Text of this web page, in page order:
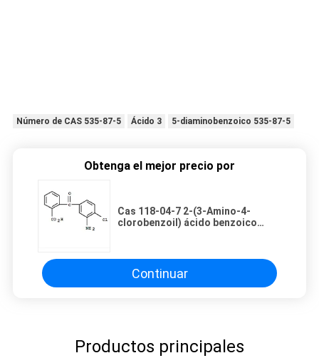
Número de CAS 535-87-5 Ácido 3 5-diaminobenzoico 535-87-5
Obtenga el mejor precio por
Cas 118-04-7 2-(3-Amino-4-
clorobenzoil) ácido benzoico
Continuar
Productos principales